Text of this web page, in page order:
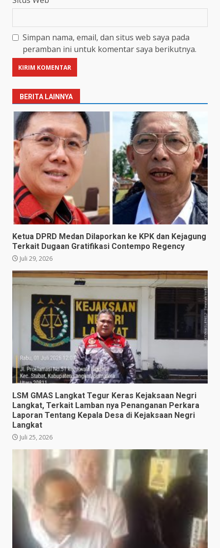
Simpan nama, email, dan situs web saya pada
peramban ini untuk komentar saya berikutnya.
BERITA LAINNYA
Ketua DPRD Medan Dilaporkan ke KPK dan Kejagung
Terkait Dugaan Gratifikasi Contempo Regency
Juli 29, 2026
LSM GMAS Langkat Tegur Keras Kejaksaan Negri
Langkat, Terkait Lamban nya Penanganan Perkara
Laporan Tentang Kepala Desa di Kejaksaan Negri
Langkat
Juli 25, 2026